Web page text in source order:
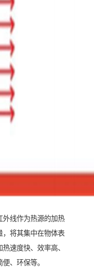
外线作为热源的加热
，将其集中在物体表
速度快、效率高、
、环保等。